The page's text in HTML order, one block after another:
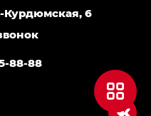
Курдюмская, 6
88-88